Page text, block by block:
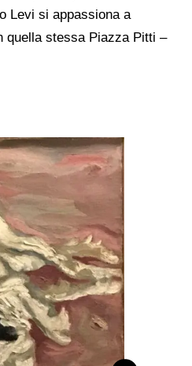
Levi si appassiona a
quella stessa Piazza Pitti –